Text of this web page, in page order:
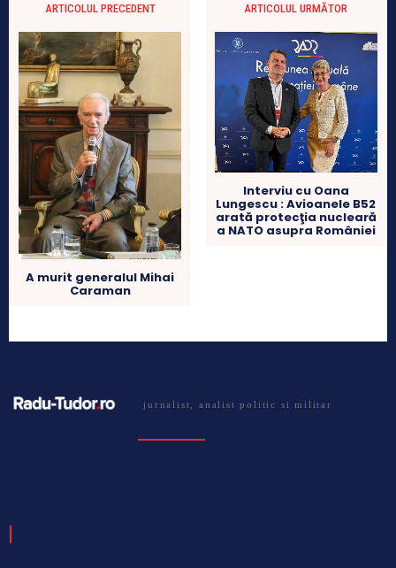
ARTICOLUL PRECEDENT
A murit generalul Mihai
Caraman
ARTICOLUL URMĂTOR
Interviu cu Oana
Lungescu : Avioanele B52
arată protecţia nucleară
a NATO asupra României
jurnalist, analist politic si militar